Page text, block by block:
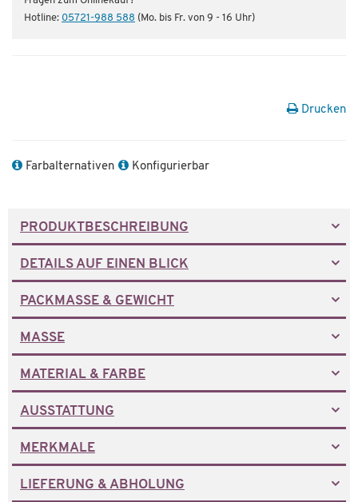
Hotline: 05721-988 588 (Mo. bis Fr. von 9 - 16 Uhr)
Drucken
Farbalternativen Konfigurierbar
PRODUKTBESCHREIBUNG
DETAILS AUF EINEN BLICK
PACKMASSE & GEWICHT
MASSE
MATERIAL & FARBE
AUSSTATTUNG
MERKMALE
LIEFERUNG & ABHOLUNG